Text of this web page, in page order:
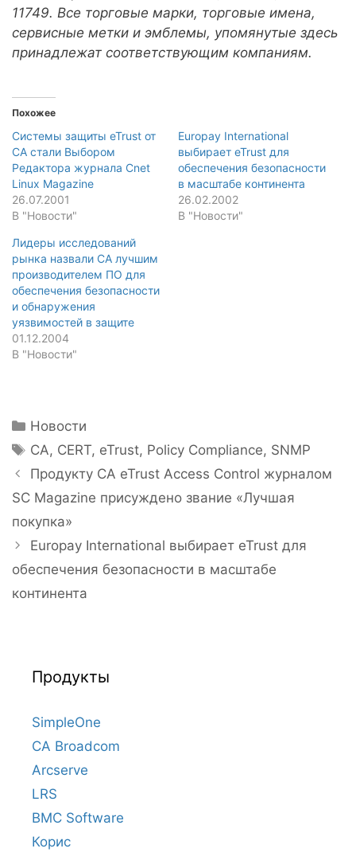
11749. Все торговые марки, торговые имена,
сервисные метки и эмблемы, упомянутые здесь
принадлежат соответствующим компаниям.
Похожее
Системы защиты eTrust от
CA стали Выбором
Редактора журнала Cnet
Linux Magazine
26.07.2001
В "Новости"
Europay International
выбирает eTrust для
обеспечения безопасности
в масштабе континента
26.02.2002
В "Новости"
Лидеры исследований
рынка назвали CA лучшим
производителем ПО для
обеспечения безопасности
и обнаружения
уязвимостей в защите
01.12.2004
В "Новости"
Рубрики
Новости
Метки
CA, CERT, eTrust, Policy Compliance, SNMP
Навигация
записи
Продукту CA eTrust Access Control журналом
SC Magazine присуждено звание «Лучшая
покупка»
Europay International выбирает eTrust для
обеспечения безопасности в масштабе
континента
Продукты
SimpleOne
CA Broadcom
Arcserve
LRS
BMC Software
Корис